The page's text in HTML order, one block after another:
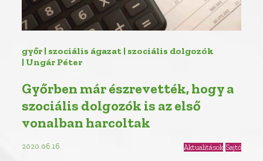
győr | szociális ágazat | szociális dolgozók
| Ungár Péter
Győrben már észrevették, hogy a
szociális dolgozók is az első
vonalban harcoltak
2020.06.16. Aktualitások Sajtó